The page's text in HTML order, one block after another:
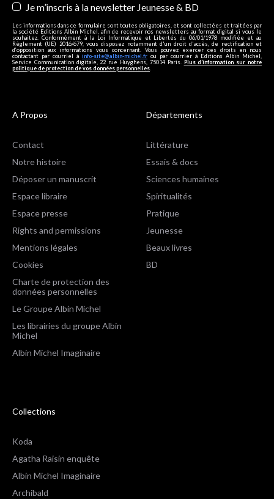
Je m’inscris à la newsletter Jeunesse & BD
Les informations dans ce formulaire sont toutes obligatoires, et sont collectées et traitées par
la société Editions Albin Michel, afin de recevoir nos newsletters au format digital si vous le
souhaitez. Conformément à la Loi Informatique et Libertés du 06/01/1978 modifiée et au
Règlement (UE) 2016/679, vous disposez notamment d'un droit d'accès, de rectification et
d’opposition aux informations vous concernant. Vous pouvez exercer ces droits en nous
contactant par courriel à info-site@albin-michel.fr ou par courrier à Editions Albin Michel,
Service Communication digitale, 22 rue Huyghens, 75014 Paris. Plus d’information sur notre
politique de protection de vos données personnelles
A Propos
Contact
Notre histoire
Déposer un manuscrit
Espace libraire
Espace presse
Rights and permissions
Mentions légales
Cookies
Charte de protection des
données personnelles
Le Groupe Albin Michel
Les librairies du groupe Albin
Michel
Albin Michel Imaginaire
Départements
Littérature
Essais & docs
Sciences humaines
Spiritualités
Pratique
Jeunesse
Beaux livres
BD
Collections
Koda
Agatha Raisin enquête
Albin Michel Imaginaire
Archibald